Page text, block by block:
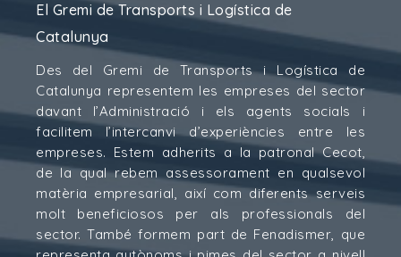
El Gremi de Transports i Logística de
Catalunya
Des del Gremi de Transports i Logística de
Catalunya representem les empreses del sector
davant l’Administració i els agents socials i
facilitem l’intercanvi d’experiències entre les
empreses. Estem adherits a la patronal Cecot,
de la qual rebem assessorament en qualsevol
matèria empresarial, així com diferents serveis
molt beneficiosos per als professionals del
sector. També formem part de Fenadismer, que